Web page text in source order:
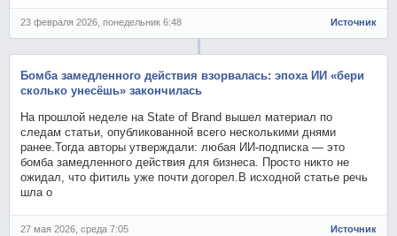
23 февраля 2026, понедельник 6:48 Источник
Бомба замедленного действия взорвалась: эпоха ИИ «бери
сколько унесёшь» закончилась
На прошлой неделе на State of Brand вышел материал по
следам статьи, опубликованной всего несколькими днями
ранее.Тогда авторы утверждали: любая ИИ-подписка — это
бомба замедленного действия для бизнеса. Просто никто не
ожидал, что фитиль уже почти догорел.В исходной статье речь
шла о
27 мая 2026, среда 7:05 Источник